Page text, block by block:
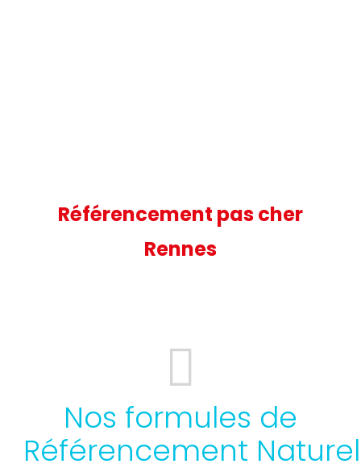
Référencement pas cher
Rennes
Nos formules de
Référencement Naturel